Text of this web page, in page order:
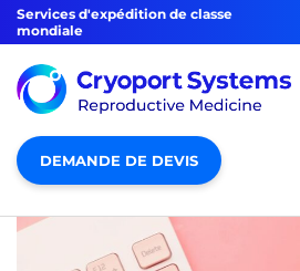
Services d'expédition de classe
mondiale
DEMANDE DE DEVIS